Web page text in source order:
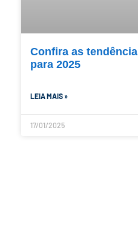
Confira as
para 2025
LEIA MAIS »
17/01/2025